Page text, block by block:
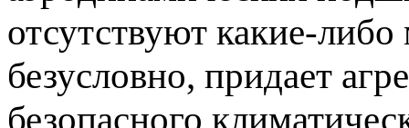
отсутствуют какие-
безусловно, придает
безопасного